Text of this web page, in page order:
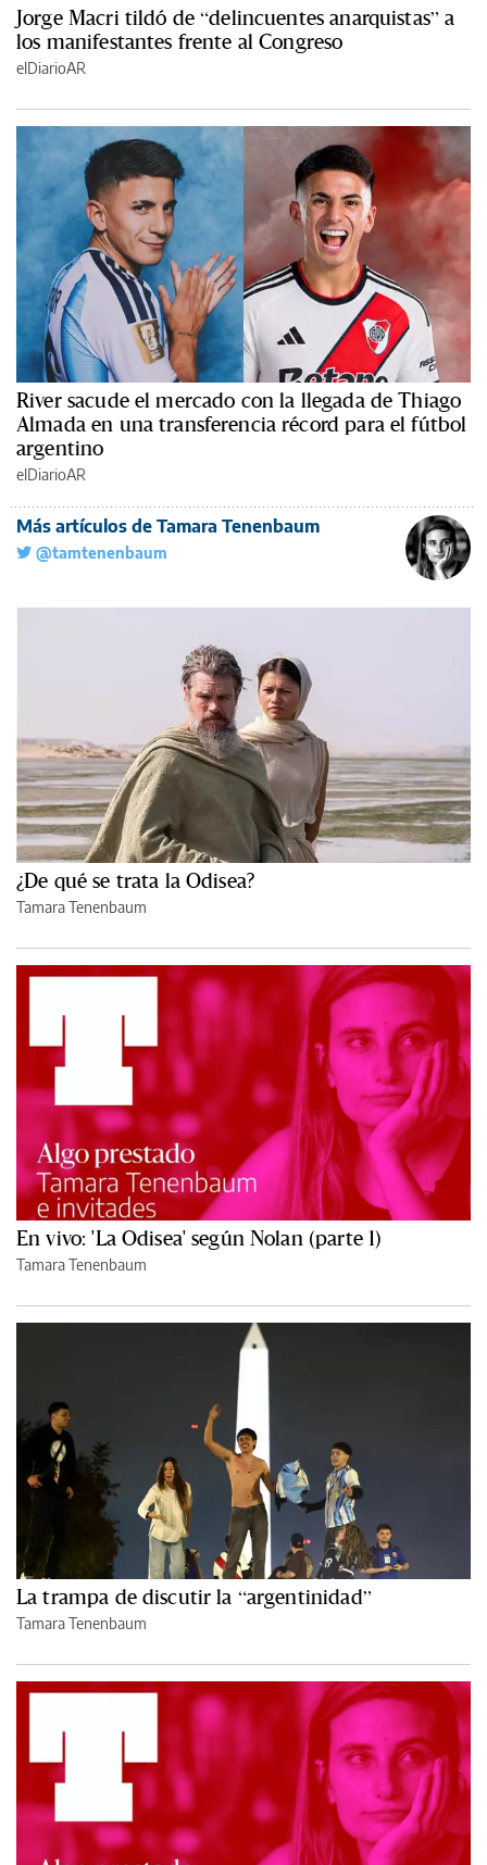
Jorge Macri tildó de “delincuentes anarquistas” a
los manifestantes frente al Congreso
elDiarioAR
River sacude el mercado con la llegada de Thiago
Almada en una transferencia récord para el fútbol
argentino
elDiarioAR
Más artículos de Tamara Tenenbaum
@tamtenenbaum
¿De qué se trata la Odisea?
Tamara Tenenbaum
En vivo: 'La Odisea' según Nolan (parte 1)
Tamara Tenenbaum
La trampa de discutir la “argentinidad”
Tamara Tenenbaum